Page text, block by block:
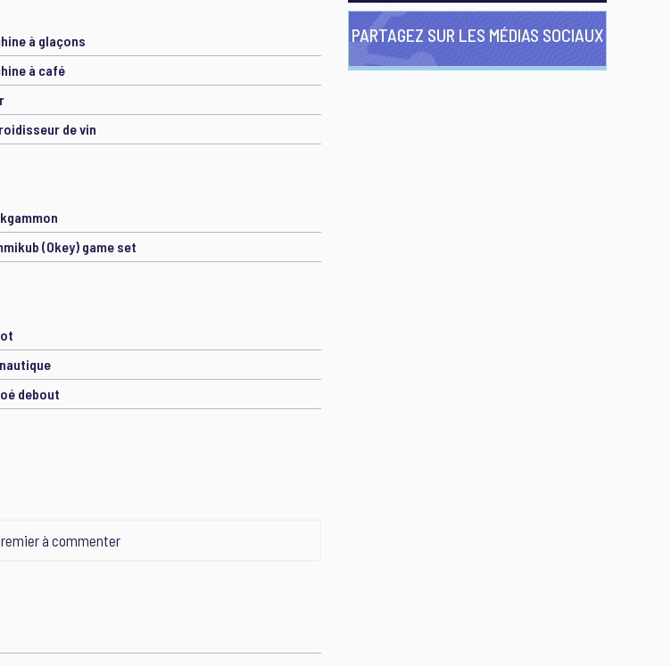
à glaçons
à café
de vin
(Okey) game set
debout
à commenter
PARTAGEZ SUR LES MÉDIAS SOCIAUX